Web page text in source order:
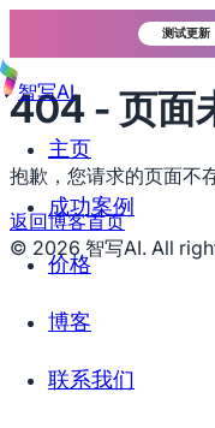
测试更新
智写AI
主页
成功案例
价格
博客
联系我们
404 - 页面
抱歉，您请求的页面不
返回博客首页
© 2026 智写AI. All